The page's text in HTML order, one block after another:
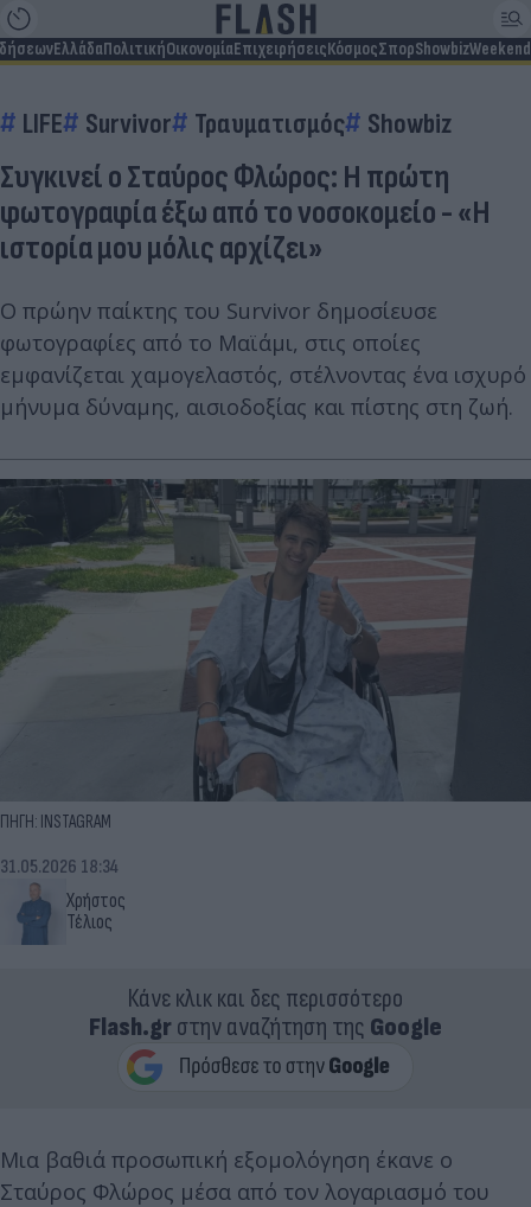
ΕλλάδαΠολιτικήΟικονομίαΕπιχειρήσειςΚόσμοςΣπορShowbizWeekend
LIFE Survivor Τραυματισμός Showbiz
Συγκινεί ο Σταύρος Φλώρος: Η πρώτη
φωτογραφία έξω από το νοσοκομείο - «Η
ιστορία μου μόλις αρχίζει»
Ο πρώην παίκτης του Survivor δημοσίευσε
φωτογραφίες από το Μαϊάμι, στις οποίες
εμφανίζεται χαμογελαστός, στέλνοντας ένα ισχυρό
μήνυμα δύναμης, αισιοδοξίας και πίστης στη ζωή.
ΠΗΓΗ: INSTAGRAM
Χρήστος
Τέλιος
31.05.2026 18:34
Κάνε κλικ και δες περισσότερο
Flash.grστην αναζήτηση της Google
Μια βαθιά προσωπική εξομολόγηση έκανε ο
Σταύρος Φλώρος μέσα από τον λογαριασμό του